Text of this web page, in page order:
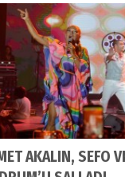
AKALIN, SEFO